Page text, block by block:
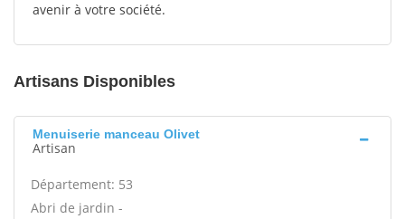
avenir à votre société.
Artisans Disponibles
Menuiserie manceau Olivet
Artisan
Département: 53
Abri de jardin -